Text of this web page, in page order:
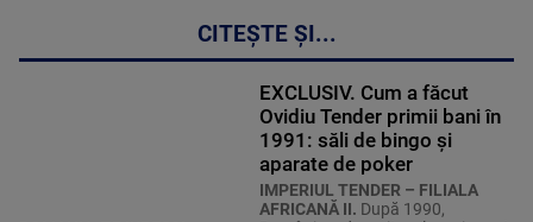
CITEȘTE ȘI...
EXCLUSIV. Cum a făcut
Ovidiu Tender primii bani în
1991: săli de bingo și
aparate de poker
IMPERIUL TENDER – FILIALA
AFRICANĂ II. După 1990,